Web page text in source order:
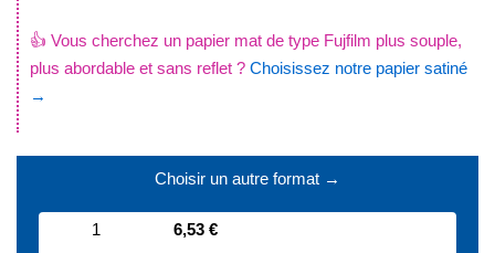
👍 Vous cherchez un papier mat de type Fujfilm plus souple,
plus abordable et sans reflet ? Choisissez notre papier satiné
→
Choisir un autre format →
1
6,53 €